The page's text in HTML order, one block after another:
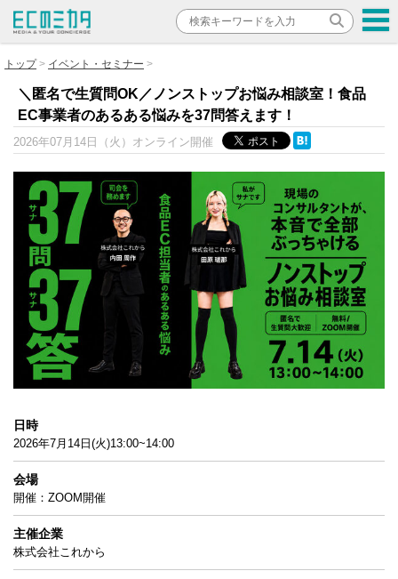
トップ イベント・セミナー
＼匿名で生質問OK／ノンストップお悩み相談室！食品
EC事業者のあるある悩みを37問答えます！
2026年07月14日（火） オンライン開催
日時
2026年7月14日(火)13:00~14:00
会場
開催：ZOOM開催
主催企業
株式会社これから